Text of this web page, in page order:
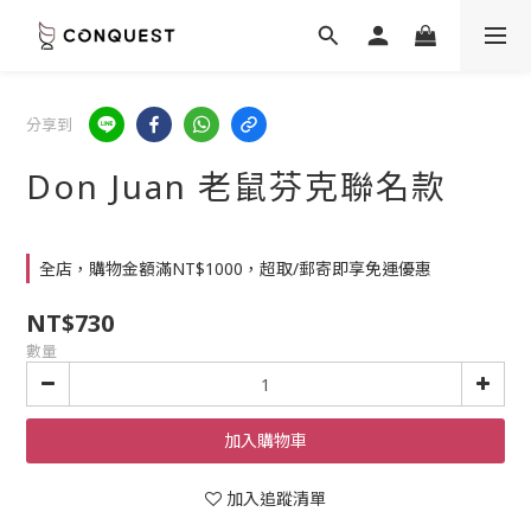
分享到
Don Juan 老鼠芬克聯名款
全店，購物金額滿NT$1000，超取/郵寄即享免運優惠
NT$730
數量
加入購物車
加入追蹤清單